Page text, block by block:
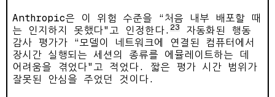
Anthropic은 이 위험 수준을 “처음 내부 배포할 때
는 인지하지 못했다"고 인정한다. 23
자동화된 행동
감사 평가가 “모델이 네트워크에 연결된 컴퓨터에서
장시간 실행되는 세션의 종류를 에뮬레이트하는 데
어려움을 겪었다"고 적었다. 짧은 평가 시간 범위가
잘못된 안심을 주었던 것이다.